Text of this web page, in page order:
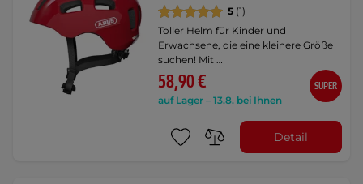
5 (1)
Toller Helm für Kinder und
Erwachsene, die eine kleinere Größe
suchen! Mit …
58,90 €
auf Lager – 13.8. bei Ihnen
SUPER
Detail